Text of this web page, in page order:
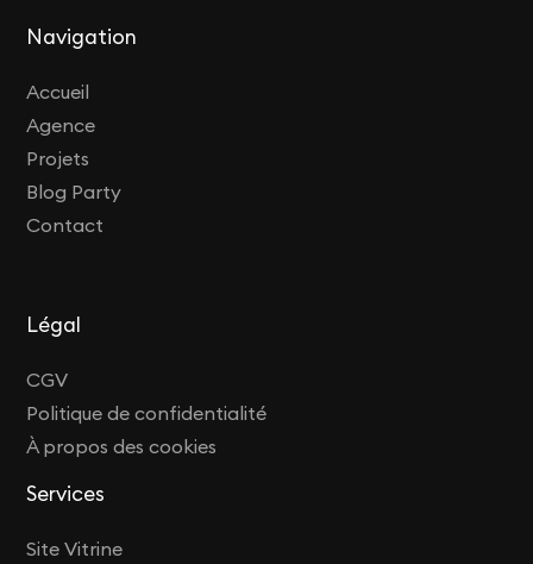
Navigation
Accueil
Agence
Projets
Blog Party
Contact
Légal
CGV
Politique de confidentialité
À propos des cookies
Services
Site Vitrine